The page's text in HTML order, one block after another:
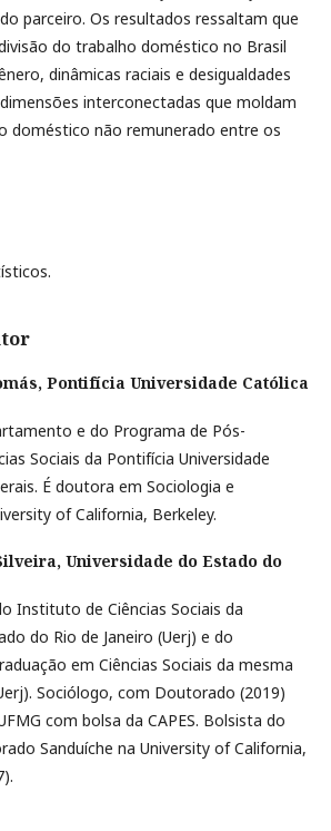
parceiro. Os resultados ressaltam que
do trabalho doméstico no Brasil
dinâmicas raciais e desigualdades
interconectadas que moldam
doméstico não remunerado entre os
Pontifícia Universidade Católica
e do Programa de Pós-
Sociais da Pontifícia Universidade
É doutora em Sociologia e
of California, Berkeley.
Universidade do Estado do
Instituto de Ciências Sociais da
do Rio de Janeiro (Uerj) e do
em Ciências Sociais da mesma
Sociólogo, com Doutorado (2019)
com bolsa da CAPES. Bolsista do
Sanduíche na University of California,